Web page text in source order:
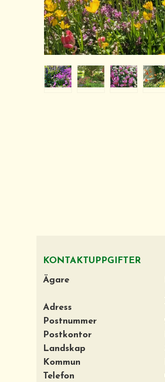
KONTAKTUPPGIFTER
Ägare
Adress
Postnummer
Postkontor
Landskap
Kommun
Telefon